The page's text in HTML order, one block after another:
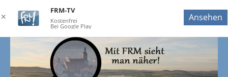
✕
FRM-TV
Kostenfrei
Bei Google Play
Ansehen